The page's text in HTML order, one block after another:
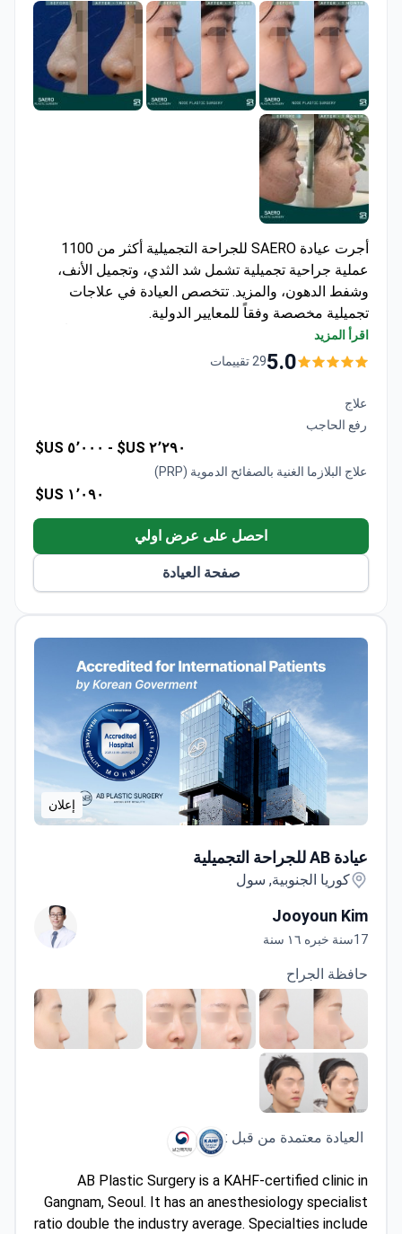
أجرت عيادة SAERO للجراحة التجميلية أكثر من 1100
عملية جراحية تجميلية تشمل شد الثدي، وتجميل الأنف،
وشفط الدهون، والمزيد. تتخصص العيادة في علاجات
تجميلية مخصصة وفقاً للمعايير الدولية.
من الخبرة
الوجه، ونقل الدهون
تقدم استشارات فيديو مجانية وخطط علاج مخصصة
تحافظ على معدل توصية من المرضى بنسبة 98% مع
تقييمات 5 نجوم
اقرأ المزيد
5.029 تقييمات
علاج
رفع الحاجب
٢٬٢٩٠ US$ - ٥٬٠٠٠ US$
علاج البلازما الغنية بالصفائح الدموية (PRP)
١٬٠٩٠ US$
احصل على عرض اولي
صفحة العيادة
إعلان
عيادة AB للجراحة التجميلية
كوريا الجنوبية, سول
Jooyoun Kim
17سنة خبره ١٦ سنة
حافظة الجراح
العيادة معتمدة من قبل :
AB Plastic Surgery is a KAHF-certified clinic in
Gangnam, Seoul. It has an anesthesiology specialist
ratio double the industry average. Specialties include